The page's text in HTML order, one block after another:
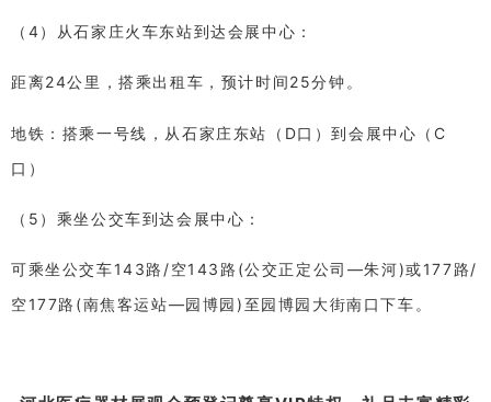
（4）从石家庄火车东站到达会展中心：
距离24公里，搭乘出租车，预计时间25分钟。
地铁：搭乘一号线，从石家庄东站（D口）到会展中心（C
口）
（5）乘坐公交车到达会展中心：
可乘坐公交车143路/空143路(公交正定公司—朱河)或177路/
空177路(南焦客运站—园博园)至园博园大街南口下车。